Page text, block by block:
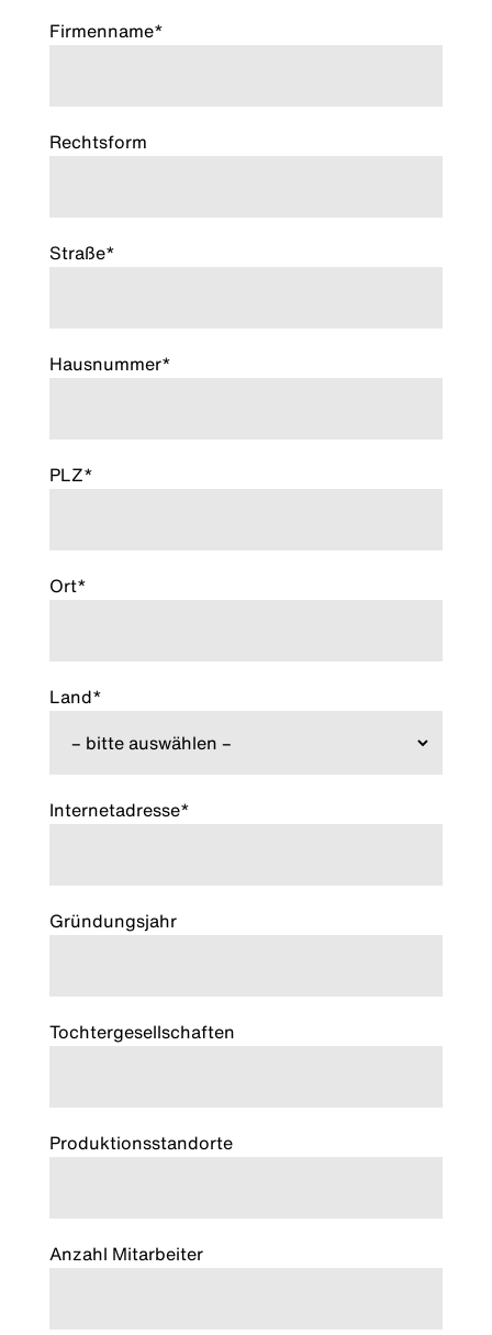
Firmenname*
Rechtsform
Straße*
Hausnummer*
PLZ*
Ort*
Land*
Internetadresse*
Gründungsjahr
Tochtergesellschaften
Produktionsstandorte
Anzahl Mitarbeiter